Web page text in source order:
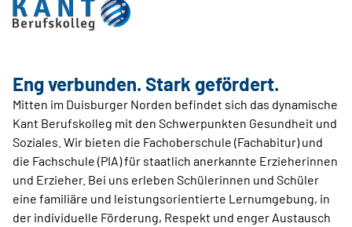
Eng verbunden. Stark gefördert.
Mitten im Duisburger Norden befindet sich das dynamische
Kant Berufskolleg mit den Schwerpunkten Gesundheit und
Soziales. Wir bieten die Fachoberschule (Fachabitur) und
die Fachschule (PIA) für staatlich anerkannte Erzieherinnen
und Erzieher. Bei uns erleben Schülerinnen und Schüler
eine familiäre und leistungsorientierte Lernumgebung, in
der individuelle Förderung, Respekt und enger Austausch